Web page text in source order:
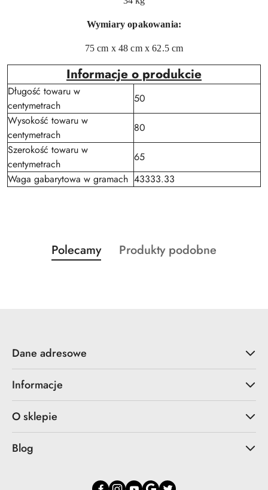
Wymiary opakowania:
75 cm x 48 cm x 62.5 cm
Informacje o produkcie
Długość towaru w
centymetrach
50
Wysokość towaru w
centymetrach
80
Szerokość towaru w
centymetrach
65
Waga gabarytowa w gramach 43333.33
Pomiń karuzelę produktów
Produkty
o
Polecamy
Produkty
Produkty podobne
Dane adresowe
Informacje
O sklepie
Blog